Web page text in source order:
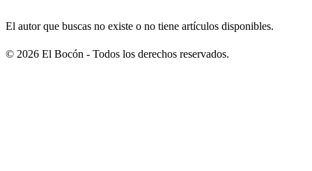
El autor que buscas no existe o no tiene artículos disponibles.
© 2026 El Bocón - Todos los derechos reservados.